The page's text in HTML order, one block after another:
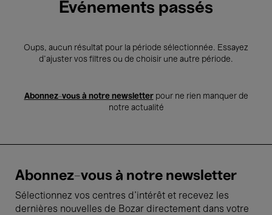
Événements passés
Oups, aucun résultat pour la période sélectionnée. Essayez
d’ajuster vos filtres ou de choisir une autre période.
Abonnez-vous à notre newsletterpour ne rien manquer de
notre actualité
Abonnez-vous à notre newsletter
Sélectionnez vos centres d'intérêt et recevez les
dernières nouvelles de Bozar directement dans votre